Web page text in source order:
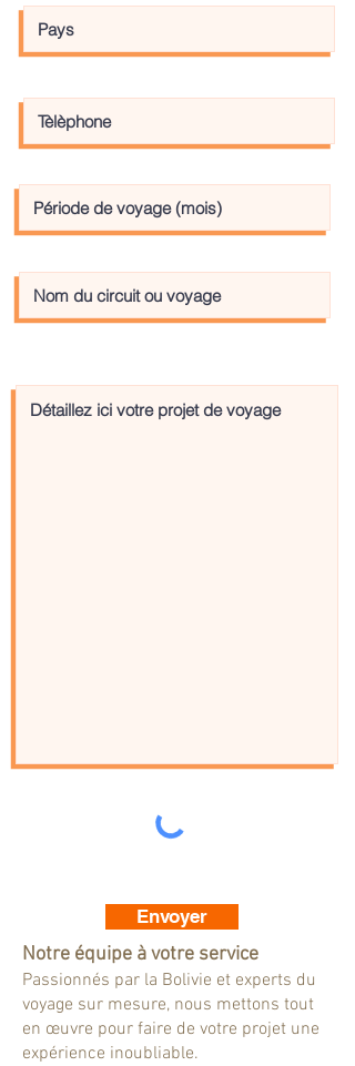
Envoyer
Notre équipe à votre service
Passionnés par la Bolivie et experts du
voyage sur mesure, nous mettons tout
en œuvre pour faire de votre projet une
expérience inoubliable.